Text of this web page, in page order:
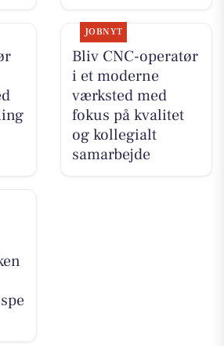
JOBNYT
Bliv CNC-operatør
i et moderne
værksted med
fokus på kvalitet
og kollegialt
samarbejde